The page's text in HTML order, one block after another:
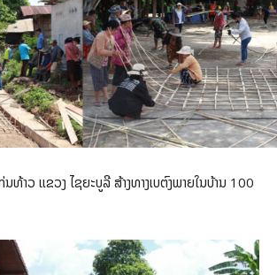
ທ້າວ ແຂວງ ໄຊຍະບູລີ ສ້າງທາງເບຕົງພາຍໃນບ້ານ 100